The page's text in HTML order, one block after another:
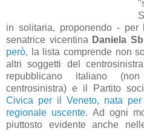
in solitaria, proponendo -
senatrice vicentina Daniela
però, la lista comprende non
altri soggetti del
repubblicano italiano
centrosinistra) e il Partito
Civica per il Veneto, nata
regionale uscente. Ad ogni
piuttosto evidente anche